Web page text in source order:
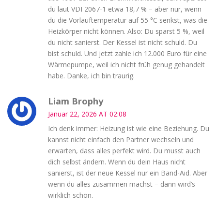
du laut VDI 2067-1 etwa 18,7 % – aber nur, wenn
du die Vorlauftemperatur auf 55 °C senkst, was die
Heizkörper nicht können. Also: Du sparst 5 %, weil
du nicht sanierst. Der Kessel ist nicht schuld. Du
bist schuld. Und jetzt zahle ich 12.000 Euro für eine
Wärmepumpe, weil ich nicht früh genug gehandelt
habe. Danke, ich bin traurig.
Liam Brophy
Januar 22, 2026 AT 02:08
Ich denk immer: Heizung ist wie eine Beziehung. Du
kannst nicht einfach den Partner wechseln und
erwarten, dass alles perfekt wird. Du musst auch
dich selbst ändern. Wenn du dein Haus nicht
sanierst, ist der neue Kessel nur ein Band-Aid. Aber
wenn du alles zusammen machst – dann wird’s
wirklich schön.